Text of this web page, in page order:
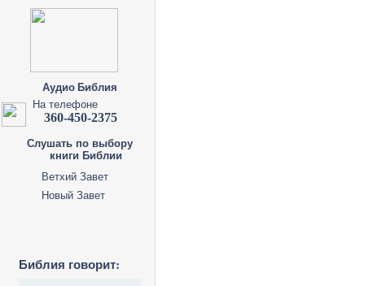
Аудио Библия
На телефоне
360-450-2375
Слушать по выбору
книги Библии
Ветхий Завет
Новый Завет
Библия говорит: